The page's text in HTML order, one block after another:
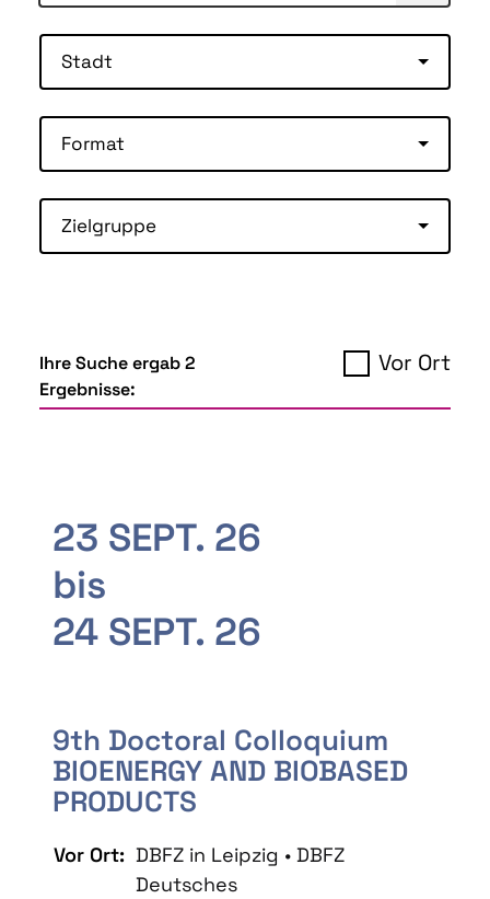
Stadt
Format
Zielgruppe
Ihre Suche ergab 2
Ergebnisse:
Vor Ort
23 SEPT. 26
bis
24 SEPT. 26
9th Doctoral Colloquium
BIOENERGY AND BIOBASED
PRODUCTS
Vor Ort: DBFZ in Leipzig • DBFZ
Deutsches